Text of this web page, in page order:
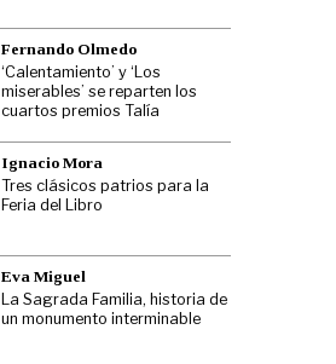
Fernando Olmedo
‘Calentamiento’ y ‘Los
miserables’ se reparten los
cuartos premios Talía
Ignacio Mora
Tres clásicos patrios para la
Feria del Libro
Eva Miguel
La Sagrada Familia, historia de
un monumento interminable